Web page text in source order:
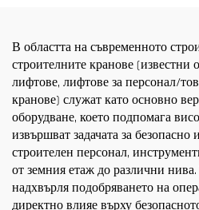
В областта на съвременното
строителните кранове (известни
лифтове, лифтове за персонал/
кранове) служат като основно
оборудване, което подпомага
извършват задачата за
строителен персонал,
от земния етаж до различни
надхвърля подобряването на
директно влияе върху